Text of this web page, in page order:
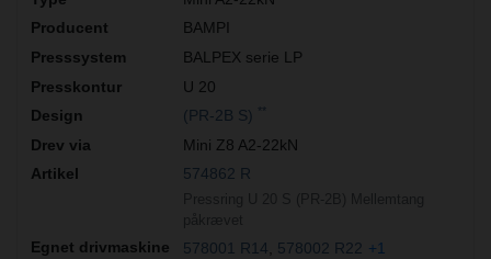
BAMPI
BALPEX serie LP
U 20
(PR-2B S)
Mini Z8 A2-22kN
574862 R
578001 R14 578002 R22 +1